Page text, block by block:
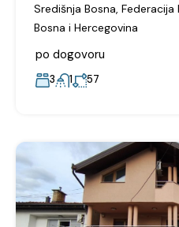
Središnja Bosna, Federacija
Bosna i Hercegovina
po dogovoru
3 1 57